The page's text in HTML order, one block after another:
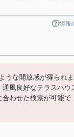
情報
うな開放感が得られま
風良好なテラスハウ
わせた検索が可能で